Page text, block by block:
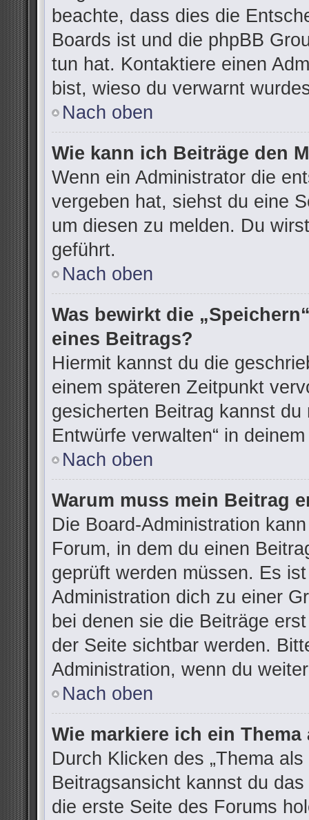
beachte, dass dies die
Boards ist und die phpBB
tun hat. Kontaktiere einen
bist, wieso du verwarnt
Nach oben
Wie kann ich Beiträge den
Wenn ein Administrator die
vergeben hat, siehst du eine
um diesen zu melden. Du
geführt.
Nach oben
Was bewirkt die
eines Beitrags?
Hiermit kannst du die
einem späteren Zeitpunkt
gesicherten Beitrag kannst
Entwürfe verwalten“ in
Nach oben
Warum muss mein Beitrag
Die Board-Administration
Forum, in dem du einen
geprüft werden müssen. Es
Administration dich zu einer
bei denen sie die Beiträge
der Seite sichtbar werden.
Administration, wenn du
Nach oben
Wie markiere ich ein Thema
Durch Klicken des „Thema
Beitragsansicht kannst du
die erste Seite des Forums